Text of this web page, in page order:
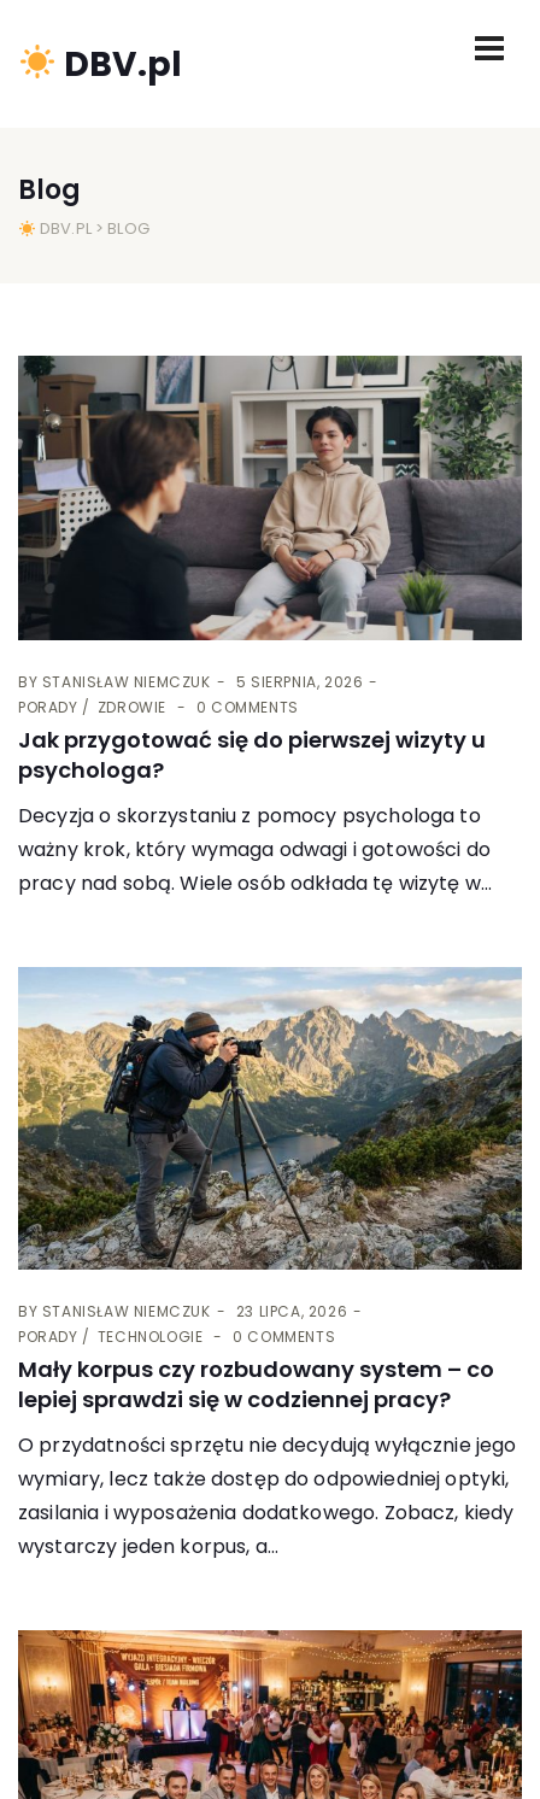
DBV.pl
Blog
DBV.PL> BLOG
BY STANISŁAW NIEMCZUK
5 SIERPNIA, 2026
PORADY
ZDROWIE 0 COMMENTS
Jak przygotować się do pierwszej wizyty u
psychologa?
Decyzja o skorzystaniu z pomocy psychologa to
ważny krok, który wymaga odwagi i gotowości do
pracy nad sobą. Wiele osób odkłada tę wizytę w...
BY STANISŁAW NIEMCZUK
23 LIPCA, 2026
PORADY
TECHNOLOGIE 0 COMMENTS
Mały korpus czy rozbudowany system – co
lepiej sprawdzi się w codziennej pracy?
O przydatności sprzętu nie decydują wyłącznie jego
wymiary, lecz także dostęp do odpowiedniej optyki,
zasilania i wyposażenia dodatkowego. Zobacz, kiedy
wystarczy jeden korpus, a...